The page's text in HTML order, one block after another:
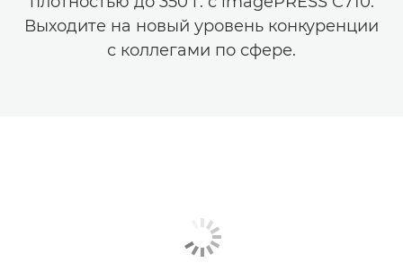
Выходите на новый уровень конкуренции
с коллегами по сфере.